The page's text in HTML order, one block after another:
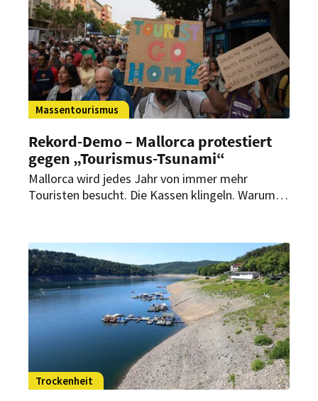
Massentourismus
Rekord-Demo – Mallorca protestiert
gegen „Tourismus-Tsunami“
Mallorca wird jedes Jahr von immer mehr
Touristen besucht. Die Kassen klingeln. Warum
und anderen Ländern satt?
Trockenheit